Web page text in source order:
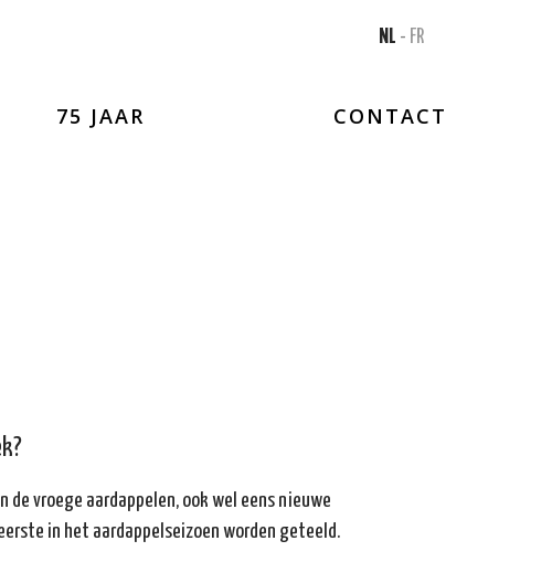
NL - FR
75 JAAR CONTACT
vroege aardappelen, ook wel eens nieuwe
in het aardappelseizoen worden geteeld.